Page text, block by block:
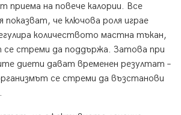
приема на повече калории. Все
показват, че ключова роля играе
количеството мастна тъкан,
се стреми да поддържа. Затова при
диети дават временен резултат –
се стреми да възстанови